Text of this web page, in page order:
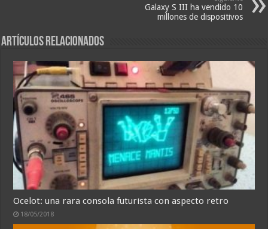
Galaxy S III ha vendido 10
millones de dispositivos
Artículos relacionados
Ocelot: una rara consola futurista con aspecto retro
18/05/2018